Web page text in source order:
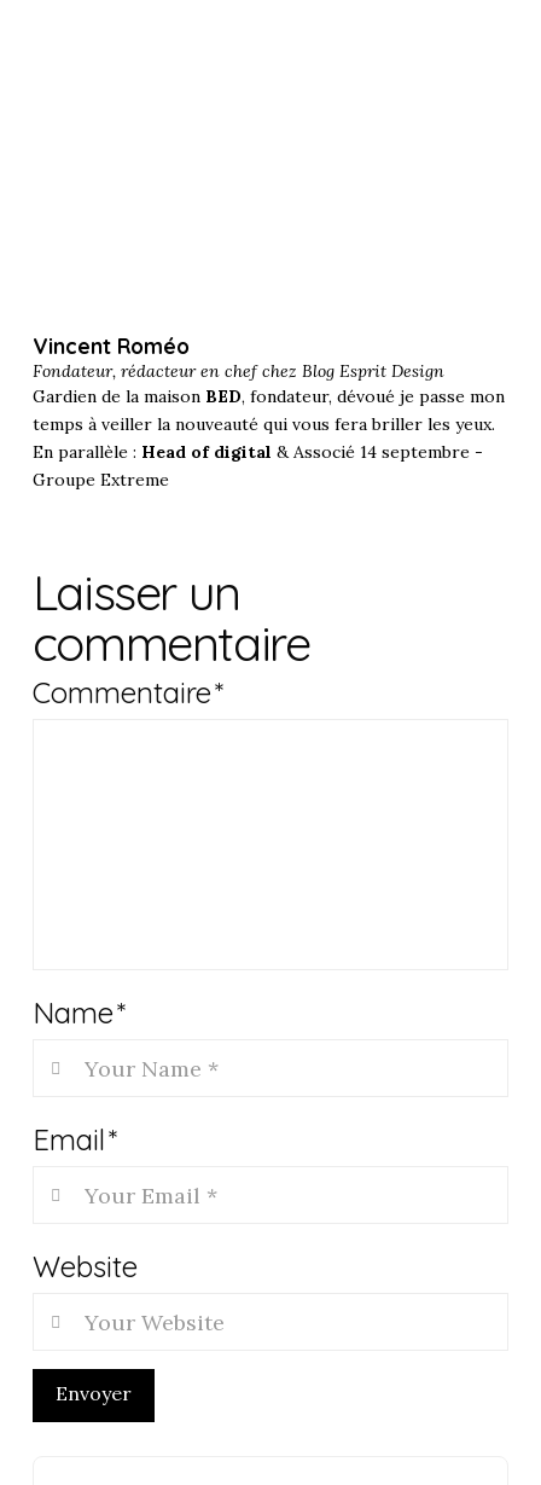
Vincent Roméo
Fondateur, rédacteur en chef chez Blog Esprit Design
Gardien de la maison BED, fondateur, dévoué je passe mon
temps à veiller la nouveauté qui vous fera briller les yeux.
En parallèle : Head of digital & Associé 14 septembre -
Groupe Extreme
Laisser un
commentaire
Commentaire*
Name*
Email*
Website
Envoyer